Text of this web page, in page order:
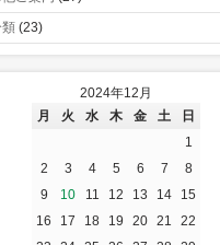
(23)
2024年12月
月
火 水 木 金 土
日
1
2
3 4 5 6 7
8
9
10 11 12 13 14
15
16
17 18 19 20 21
22